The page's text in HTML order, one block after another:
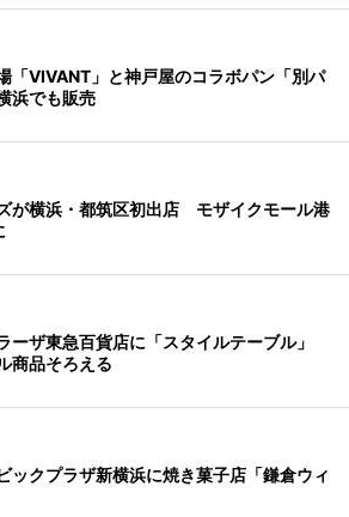
「VIVANT」と神戸屋のコラボパン「別パ
浜でも販売
が横浜・都筑区初出店 モザイクモール港
ーザ東急百貨店に「スタイルテーブル」
商品そろえる
ックプラザ新横浜に焼き菓子店「鎌倉ウィ